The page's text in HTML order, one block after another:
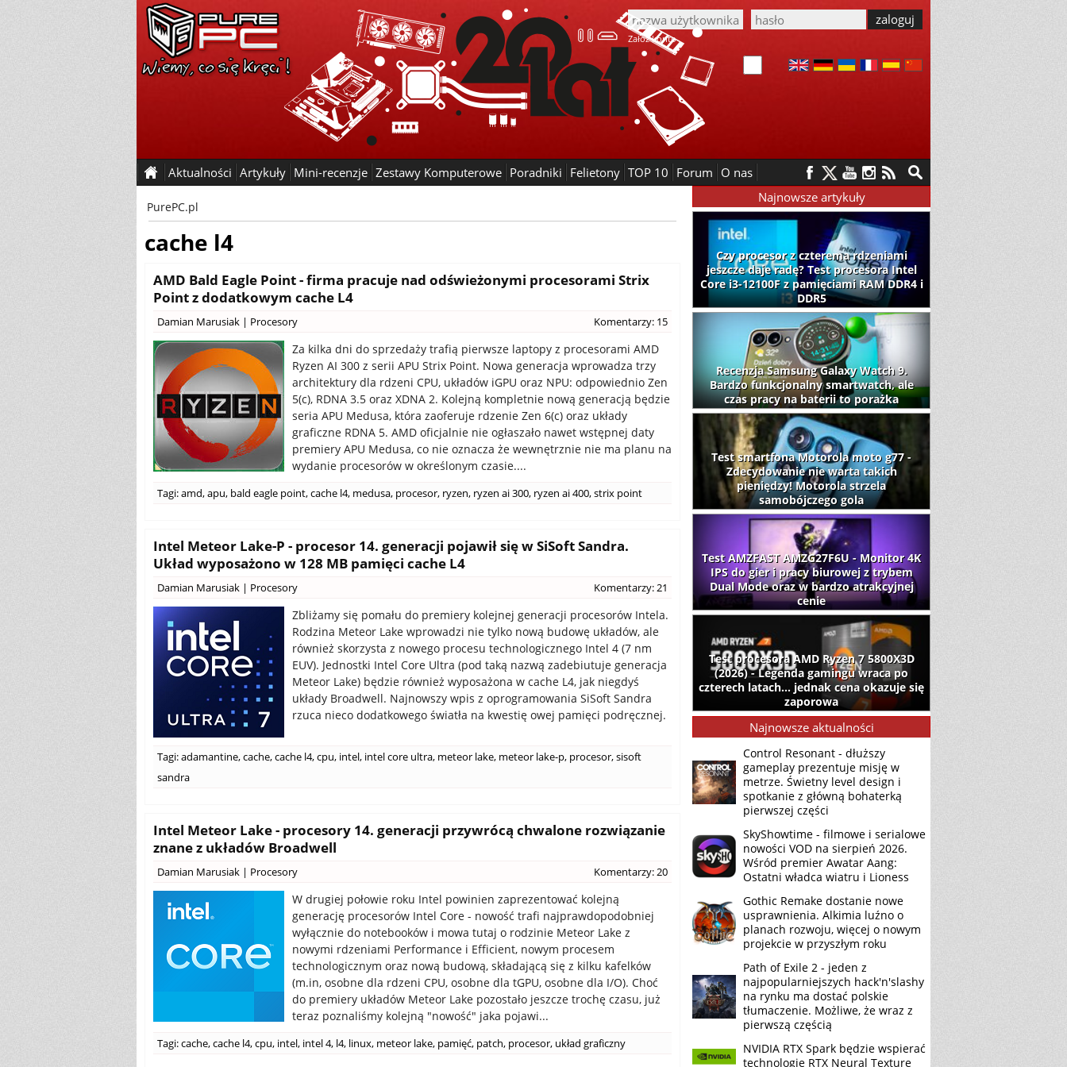
Załóż konto
Aktualności Artykuły Mini-recenzje Zestawy Komputerowe Poradniki Felietony TOP 10 Forum O nas
PurePC.pl
cache l4
AMD Bald Eagle Point - firma pracuje nad odświeżonymi procesorami Strix
Point z dodatkowym cache L4
Damian Marusiak | Procesory Komentarzy: 15
Za kilka dni do sprzedaży trafią pierwsze laptopy z procesorami AMD
Ryzen AI 300 z serii APU Strix Point. Nowa generacja wprowadza trzy
architektury dla rdzeni CPU, układów iGPU oraz NPU: odpowiednio Zen
5(c), RDNA 3.5 oraz XDNA 2. Kolejną kompletnie nową generacją będzie
seria APU Medusa, która zaoferuje rdzenie Zen 6(c) oraz układy
graficzne RDNA 5. AMD oficjalnie nie ogłaszało nawet wstępnej daty
premiery APU Medusa, co nie oznacza że wewnętrznie nie ma planu na
wydanie procesorów w określonym czasie....
Tagi:amd,apu, bald eagle point,cache l4, medusa, procesor, ryzen, ryzen ai 300, ryzen ai 400,strix point
Intel Meteor Lake-P - procesor 14. generacji pojawił się w SiSoft Sandra.
Układ wyposażono w 128 MB pamięci cache L4
Damian Marusiak | Procesory Komentarzy: 21
Zbliżamy się pomału do premiery kolejnej generacji procesorów Intela.
Rodzina Meteor Lake wprowadzi nie tylko nową budowę układów, ale
również skorzysta z nowego procesu technologicznego Intel 4 (7 nm
EUV). Jednostki Intel Core Ultra (pod taką nazwą zadebiutuje generacja
Meteor Lake) będzie również wyposażona w cache L4, jak niegdyś
układy Broadwell. Najnowszy wpis z oprogramowania SiSoft Sandra
rzuca nieco dodatkowego światła na kwestię owej pamięci podręcznej.
Tagi:adamantine,cache,cache l4,cpu, intel, intel core ultra, meteor lake, meteor lake-p, procesor,sisoft
sandra
Intel Meteor Lake - procesory 14. generacji przywrócą chwalone rozwiązanie
znane z układów Broadwell
Damian Marusiak | Procesory Komentarzy: 20
W drugiej połowie roku Intel powinien zaprezentować kolejną
generację procesorów Intel Core - nowość trafi najprawdopodobniej
wyłącznie do notebooków i mowa tutaj o rodzinie Meteor Lake z
nowymi rdzeniami Performance i Efficient, nowym procesem
technologicznym oraz nową budową, składającą się z kilku kafelków
(m.in, osobne dla rdzeni CPU, osobne dla tGPU, osobne dla I/O). Choć
do premiery układów Meteor Lake pozostało jeszcze trochę czasu, już
teraz poznaliśmy kolejną "nowość" jaka pojawi...
Tagi:cache,cache l4,cpu, intel, intel 4, l4, linux, meteor lake, pamięć, patch, procesor, układ graficzny
Najnowsze artykuły
Czy procesor z czterema rdzeniami
jeszcze daje radę? Test procesora Intel
Core i3-12100F z pamięciami RAM DDR4 i
DDR5
Recenzja Samsung Galaxy Watch 9.
Bardzo funkcjonalny smartwatch, ale
czas pracy na baterii to porażka
Test smartfona Motorola moto g77 -
Zdecydowanie nie warta takich
pieniędzy! Motorola strzela
samobójczego gola
Test AMZFAST AMZG27F6U - Monitor 4K
IPS do gier i pracy biurowej z trybem
Dual Mode oraz w bardzo atrakcyjnej
cenie
Test procesora AMD Ryzen 7 5800X3D
(2026) - Legenda gamingu wraca po
czterech latach... jednak cena okazuje się
zaporowa
Najnowsze aktualności
Control Resonant - dłuższy
gameplay prezentuje misję w
metrze. Świetny level design i
spotkanie z główną bohaterką
pierwszej części
SkyShowtime - filmowe i serialowe
nowości VOD na sierpień 2026.
Wśród premier Awatar Aang:
Ostatni władca wiatru i Lioness
Gothic Remake dostanie nowe
usprawnienia. Alkimia luźno o
planach rozwoju, więcej o nowym
projekcie w przyszłym roku
Path of Exile 2 - jeden z
najpopularniejszych hack'n'slashy
na rynku ma dostać polskie
tłumaczenie. Możliwe, że wraz z
pierwszą częścią
NVIDIA RTX Spark będzie wspierać
technologię RTX Neural Texture